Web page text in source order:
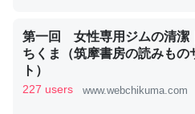
これを元に考えるとカルシウム
類は苦労してるんだな…。腹足
第一回 女性専用ジムの清潔
ちくま（筑摩書房の読みもの
ト）
227 users www.webchikuma.com